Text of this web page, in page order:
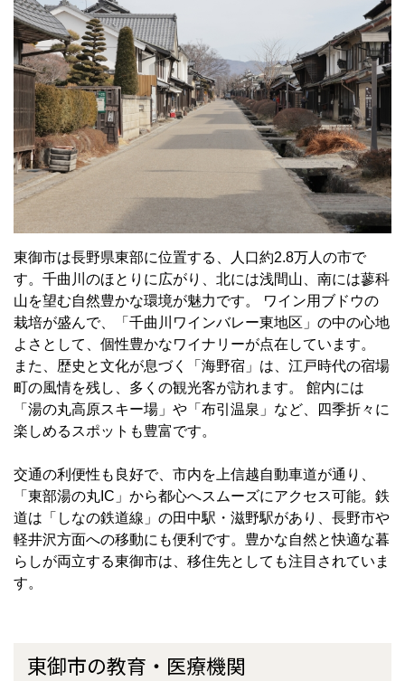
東御市は長野県東部に位置する、人口約2.8万人の市で
す。千曲川のほとりに広がり、北には浅間山、南には蓼科
山を望む自然豊かな環境が魅力です。 ワイン用ブドウの
栽培が盛んで、「千曲川ワインバレー東地区」の中の心地
よさとして、個性豊かなワイナリーが点在しています。
また、歴史と文化が息づく「海野宿」は、江戸時代の宿場
町の風情を残し、多くの観光客が訪れます。 館内には
「湯の丸高原スキー場」や「布引温泉」など、四季折々に
楽しめるスポットも豊富です。
交通の利便性も良好で、市内を上信越自動車道が通り、
「東部湯の丸IC」から都心へスムーズにアクセス可能。鉄
道は「しなの鉄道線」の田中駅・滋野駅があり、長野市や
軽井沢方面への移動にも便利です。豊かな自然と快適な暮
らしが両立する東御市は、移住先としても注目されていま
す。
東御市の教育・医療機関